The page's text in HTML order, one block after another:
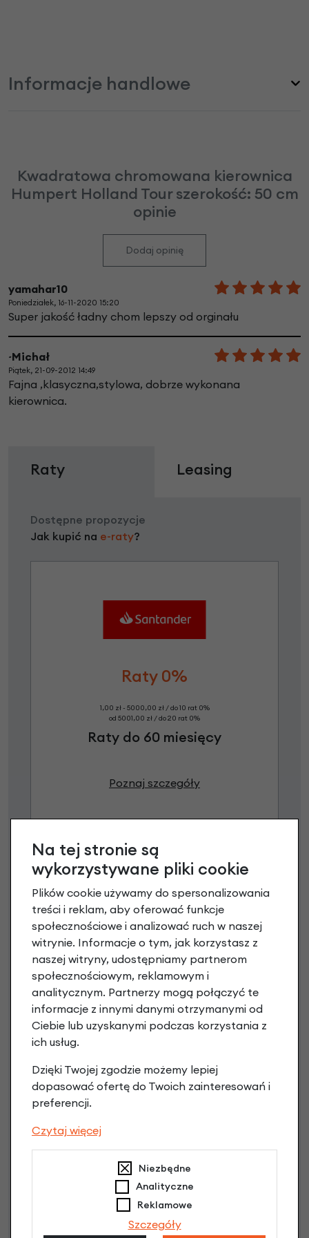
Informacje handlowe
Kwadratowa chromowana kierownica
Humpert Holland Tour szerokość: 50 cm
opinie
Dodaj opinię
yamahar10
Poniedziałek, 16-11-2020 15:20
Super jakość ładny chom lepszy od orginału
~Michał
Piątek, 21-09-2012 14:49
Fajna ,klasyczna,stylowa, dobrze wykonana
kierownica.
Raty Leasing
Dostępne propozycje
Jak kupić na e-raty?
Raty 0%
1,00 zł - 5000,00 zł / do 10 rat 0%
od 5001,00 zł / do 20 rat 0%
Raty do 60 miesięcy
Poznaj szczegóły
Raty 0%
3 miesiące nie płacisz
Raty do 60 miesięcy
Poznaj szczegóły
Na tej stronie są
wykorzystywane pliki cookie
Plików cookie używamy do spersonalizowania
treści i reklam, aby oferować funkcje
społecznościowe i analizować ruch w naszej
witrynie. Informacje o tym, jak korzystasz z
naszej witryny, udostępniamy partnerom
społecznościowym, reklamowym i
analitycznym. Partnerzy mogą połączyć te
informacje z innymi danymi otrzymanymi od
Ciebie lub uzyskanymi podczas korzystania z
ich usług.
Dzięki Twojej zgodzie możemy lepiej
dopasować ofertę do Twoich zainteresowań i
preferencji.
Czytaj więcej
Niezbędne
Analityczne
Reklamowe
Szczegóły